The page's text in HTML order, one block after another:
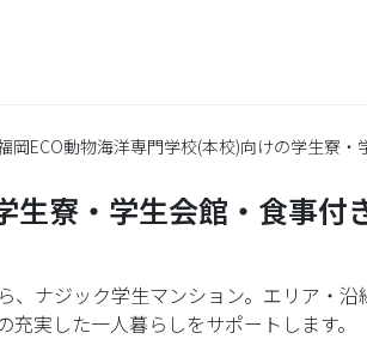
岡ECO動物海洋専門学校(本校)向けの学生寮
生寮・学生会館・食事付
ナジック学生マンション。エリア・
実した一人暮らしをサポートします。